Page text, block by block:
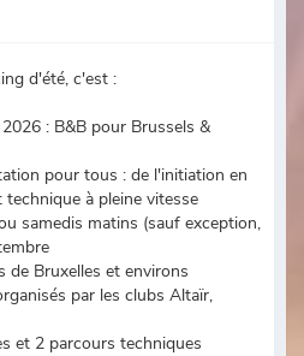
d'été, c'est :
: B&B pour Brussels &
pour tous : de l'initiation en
à pleine vitesse
samedis matins (sauf exception,
Bruxelles et environs
par les clubs Altaïr,
et 2 parcours techniques